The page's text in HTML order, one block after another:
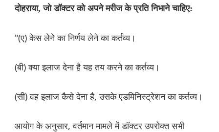
दोहराया, जो डॉक्टर को अपने मरीज के प्रति निभाने चाहिए:
"(ए) केस लेने का निर्णय लेने का कर्तव्य।
(बी) क्या इलाज देना है यह तय करने का कर्तव्य।
(सी) वह इलाज कैसे देना है, उसके एडमिनिस्ट्रेशन का कर्तव्य।
आयोग के अनुसार, वर्तमान मामले में डॉक्टर उपरोक्त सभी